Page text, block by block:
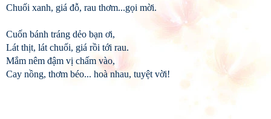
Chuối xanh, giá đỗ, rau thơm...gọi mời.
Cuốn bánh tráng dẻo bạn ơi,
Lát thịt, lát chuối, giá rồi tới rau.
Mắm nêm đậm vị chấm vào,
Cay nồng, thơm béo... hoà nhau, tuyệt vời!